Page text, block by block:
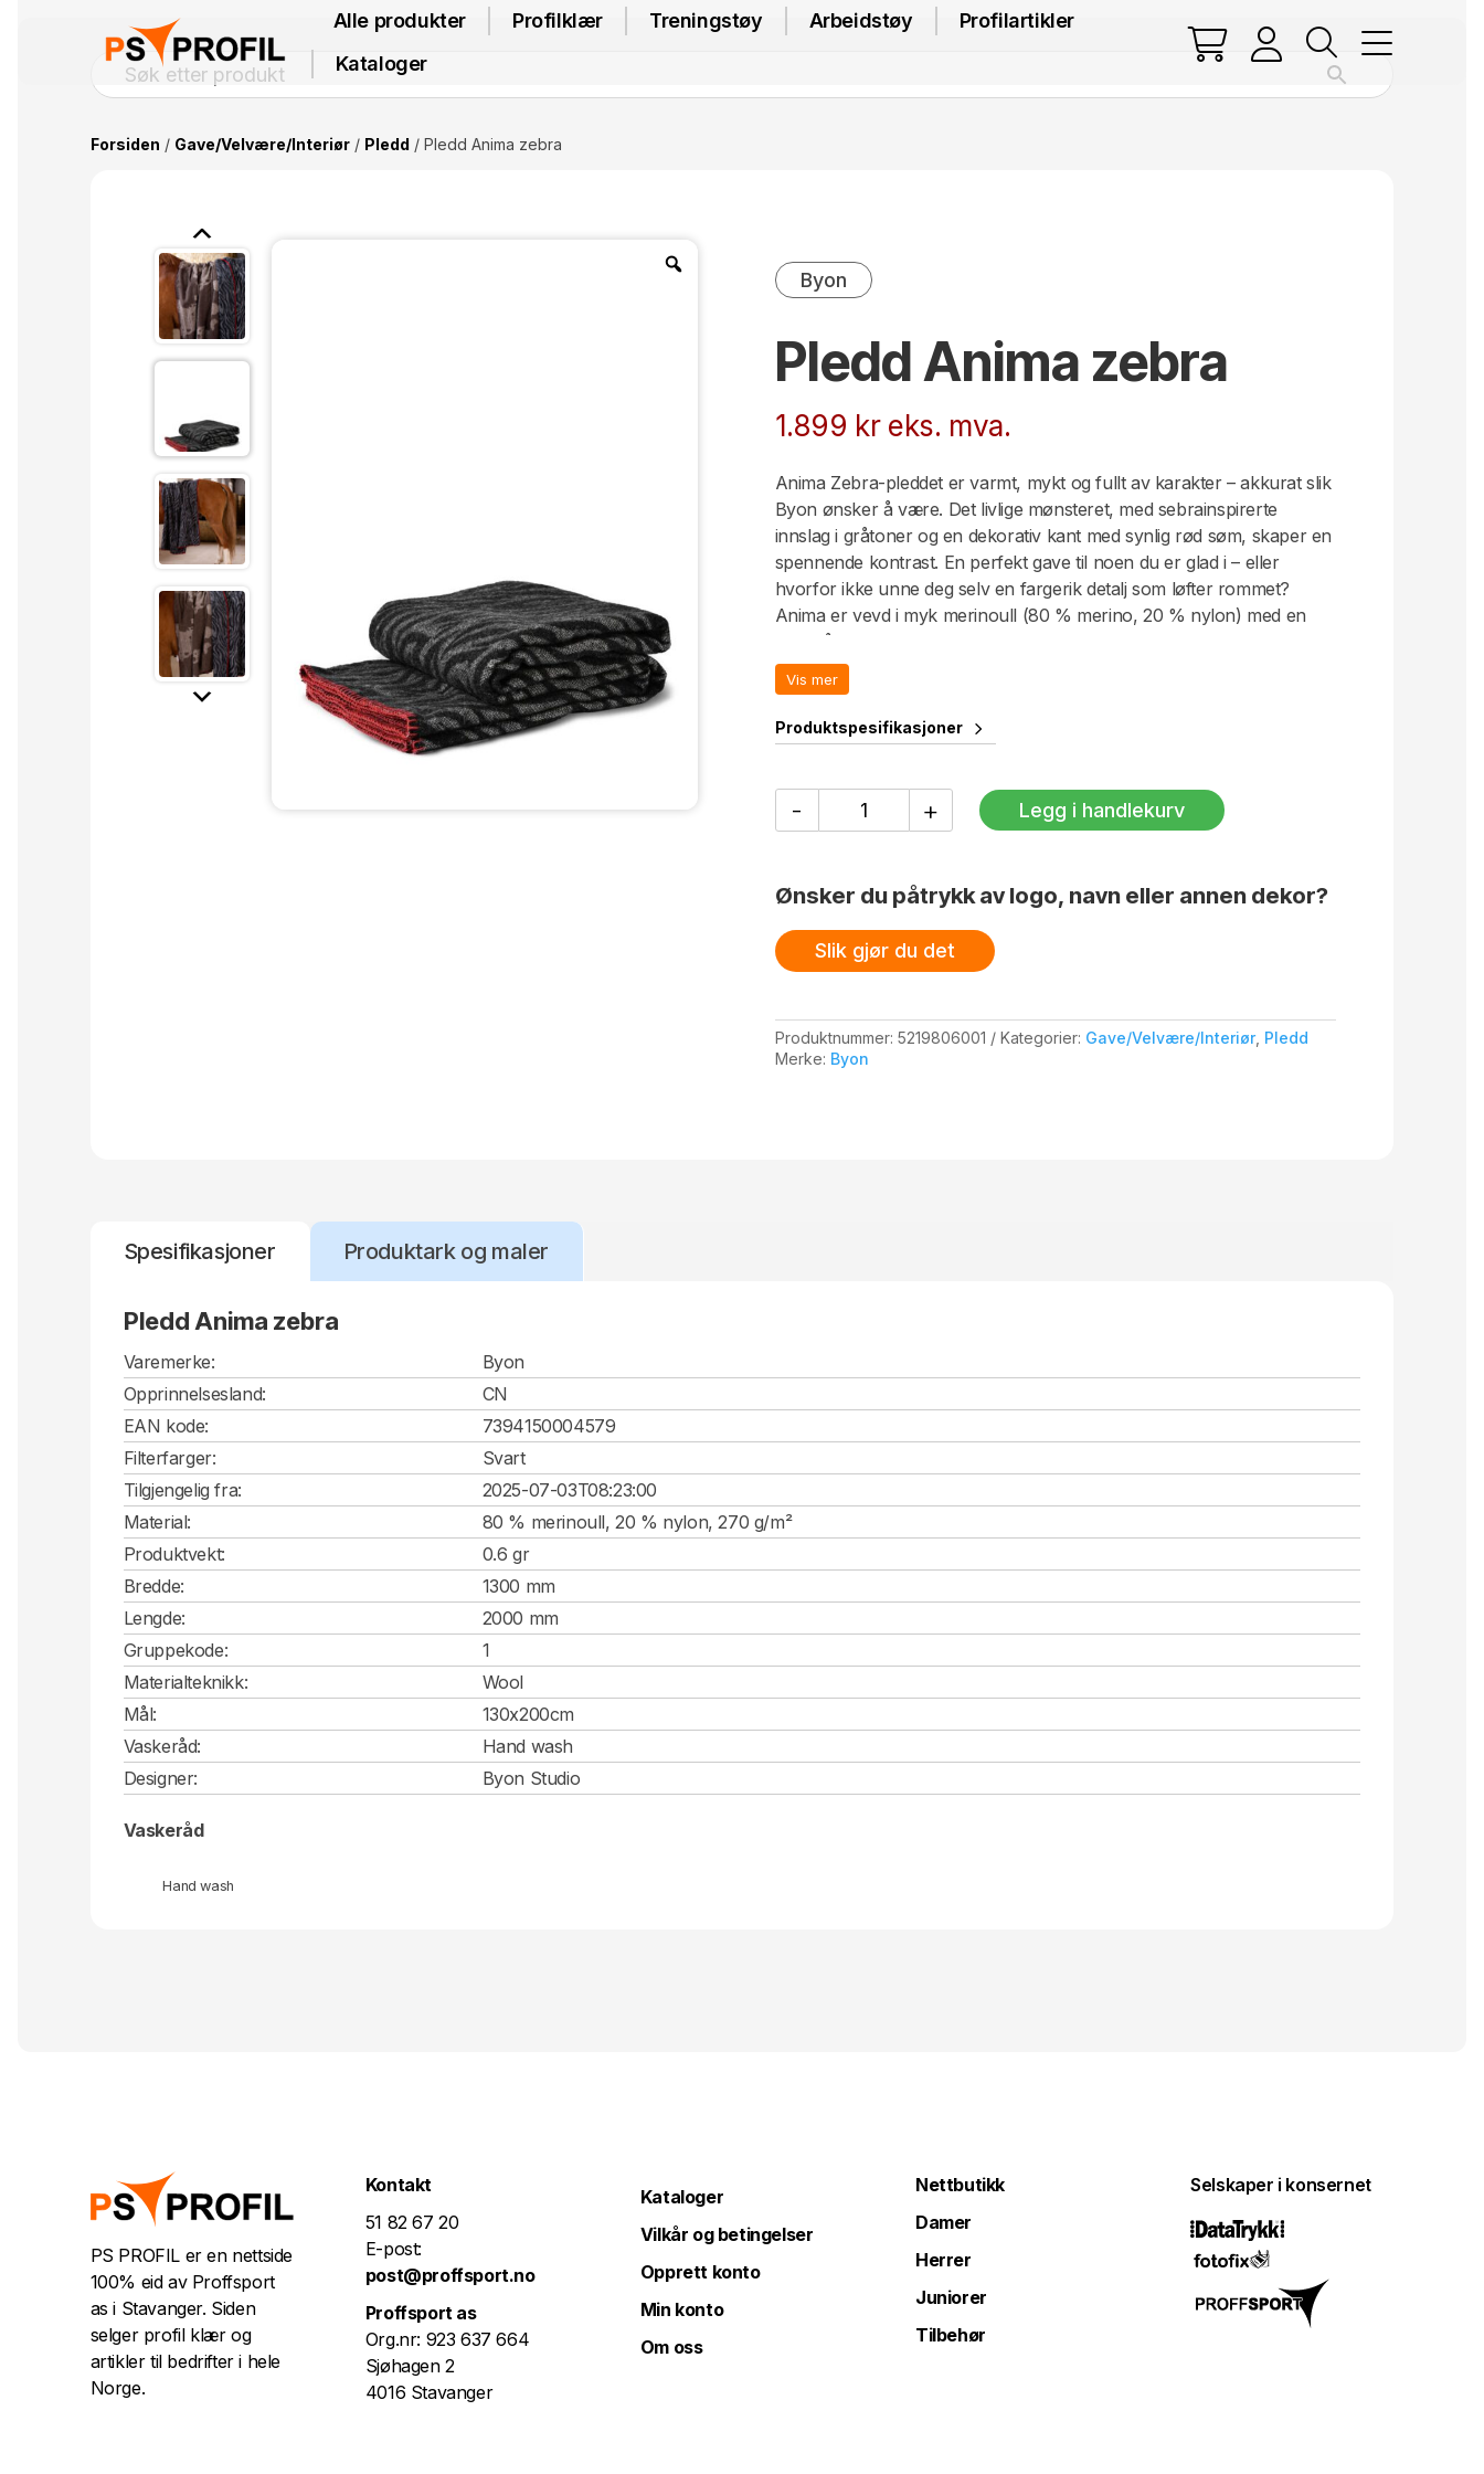
Alle produkter Profilklær Treningstøy Arbeidstøy
Profilartikler
Kataloger
Forsiden / Gave/Velvære/Interiør/ Pledd / Pledd Anima zebra
Byon
Pledd Anima zebra
1.899 kr eks. mva.
Anima Zebra-pleddet er varmt, mykt og fullt av karakter – akkurat slik
Byon ønsker å være. Det livlige mønsteret, med sebrainspirerte
innslag i gråtoner og en dekorativ kant med synlig rød søm, skaper en
spennende kontrast. En perfekt gave til noen du er glad i – eller
hvorfor ikke unne deg selv en fargerik detalj som løfter rommet?
Anima er vevd i myk merinoull (80 % merino, 20 % nylon) med en
vekt på 270 gsm, noe som gir en omsluttende og behagelig følelse.
Størrelse 130 × 200 cm. Kun håndvask. Designet av Byon Studio.
Vis mer
Produktspesifikasjoner
-
Anima
+ Legg i handlekurv
Ønsker du påtrykk av logo, navn eller annen dekor?
Slik gjør du det
Produktnummer: 5219806001 Kategorier: Gave/Velvære/Interiør, Pledd
Merke: Byon
Spesifikasjoner Produktark og maler
Pledd Anima zebra
Varemerke:
Byon
Opprinnelsesland:
CN
EAN kode:
7394150004579
Filterfarger:
Svart
Tilgjengelig fra:
2025-07-03T08:23:00
Material:
80 % merinoull, 20 % nylon, 270 g/m²
Produktvekt:
0.6 gr
Bredde:
1300 mm
Lengde:
2000 mm
Gruppekode:
1
Materialteknikk:
Wool
Mål:
130x200cm
Vaskeråd:
Hand wash
Designer:
Byon Studio
Vaskeråd
Hand wash
PS PROFIL er en nettside
100% eid av Proffsport
as i Stavanger. Siden
selger profil klær og
artikler til bedrifter i hele
Norge.
Kontakt
51 82 67 20
E-post:
post@proffsport.no
Proffsport as
Org.nr: 923 637 664
Sjøhagen 2
4016 Stavanger
Kataloger
Vilkår og betingelser
Opprett konto
Min konto
Om oss
Nettbutikk
Damer
Herrer
Juniorer
Tilbehør
Selskaper i konsernet